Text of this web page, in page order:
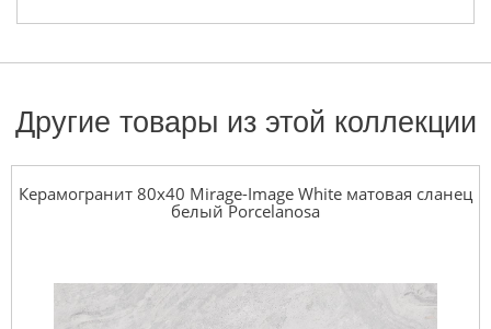
Другие товары из этой коллекции
Керамогранит 80x40 Mirage-Image White матовая сланец
белый Porcelanosa